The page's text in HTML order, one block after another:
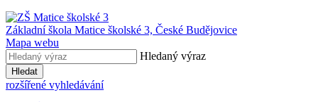
Základní škola Matice školské 3, České Budějovice
Mapa webu
Hledaný výraz
Hledat
rozšířené vyhledávání